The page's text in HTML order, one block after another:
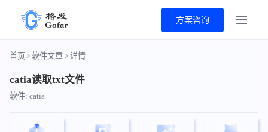
方案咨询
首页>软件文章 >详情
catia读取txt文件
软件: catia